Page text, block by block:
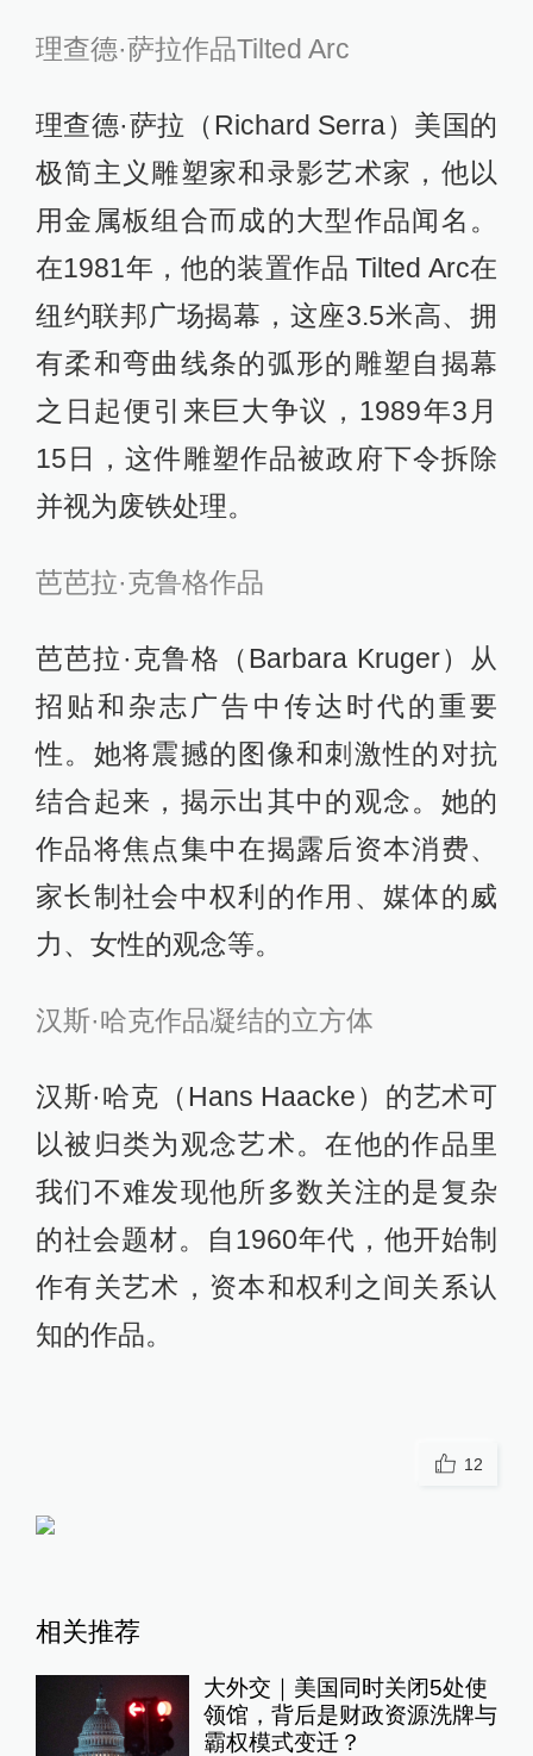
理查德·萨拉作品Tilted Arc
理查德·萨拉（Richard Serra）美国的
极简主义雕塑家和录影艺术家，他以
用金属板组合而成的大型作品闻名。
在1981年，他的装置作品 Tilted Arc在
纽约联邦广场揭幕，这座3.5米高、拥
有柔和弯曲线条的弧形的雕塑自揭幕
之日起便引来巨大争议，1989年3月
15日，这件雕塑作品被政府下令拆除
并视为废铁处理。
芭芭拉·克鲁格作品
芭芭拉·克鲁格（Barbara Kruger）从
招贴和杂志广告中传达时代的重要
性。她将震撼的图像和刺激性的对抗
结合起来，揭示出其中的观念。她的
作品将焦点集中在揭露后资本消费、
家长制社会中权利的作用、媒体的威
力、女性的观念等。
汉斯·哈克作品凝结的立方体
汉斯·哈克（Hans Haacke）的艺术可
以被归类为观念艺术。在他的作品里
我们不难发现他所多数关注的是复杂
的社会题材。自1960年代，他开始制
作有关艺术，资本和权利之间关系认
知的作品。
12
相关推荐
大外交｜美国同时关闭5处使
领馆，背后是财政资源洗牌与
霸权模式变迁？